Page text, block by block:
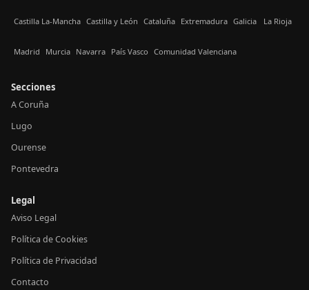
Castilla La-Mancha Castilla y León Cataluña Extremadura Galicia La Rioja
Madrid Murcia Navarra País Vasco Comunidad Valenciana
Secciones
A Coruña
Lugo
Ourense
Pontevedra
Legal
Aviso Legal
Política de Cookies
Política de Privacidad
Contacto